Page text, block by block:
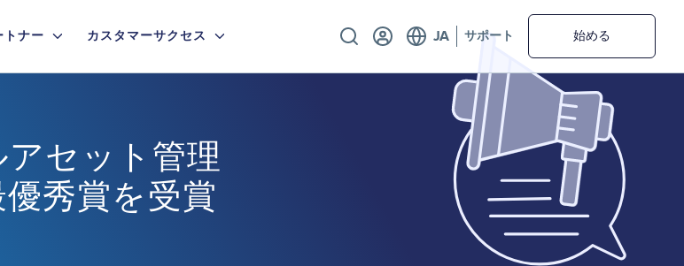
トナー カスタマーサクセス Utility サポート 始める
セット管理
秀賞を受賞